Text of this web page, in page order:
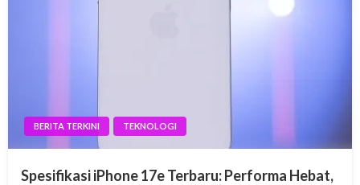
BERITA TERKINI TEKNOLOGI
Spesifikasi iPhone 17e Terbaru: Performa Hebat,